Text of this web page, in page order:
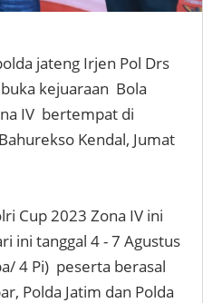
jateng Irjen Pol Drs
kejuaraan Bola
IV bertempat di
Kendal, Jumat
Cup 2023 Zona IV ini
ini tanggal 4 - 7 Agustus
4 Pi) peserta berasal
Polda Jatim dan Polda